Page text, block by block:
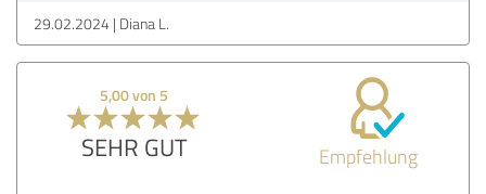
29.02.2024 Diana L.
5,00 von 5
SEHR GUT Empfehlung